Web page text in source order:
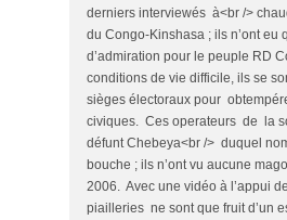
derniers interviewés à<br />
du Congo-Kinshasa ; ils n’ont eu
d’admiration pour le peuple RD
conditions de vie difficile, ils se
sièges électoraux pour
civiques. Ces operateurs de la
défunt Chebeya<br /> duquel
bouche ; ils n’ont vu aucune
2006. Avec une vidéo à l’appui
piailleries ne sont que fruit d’un